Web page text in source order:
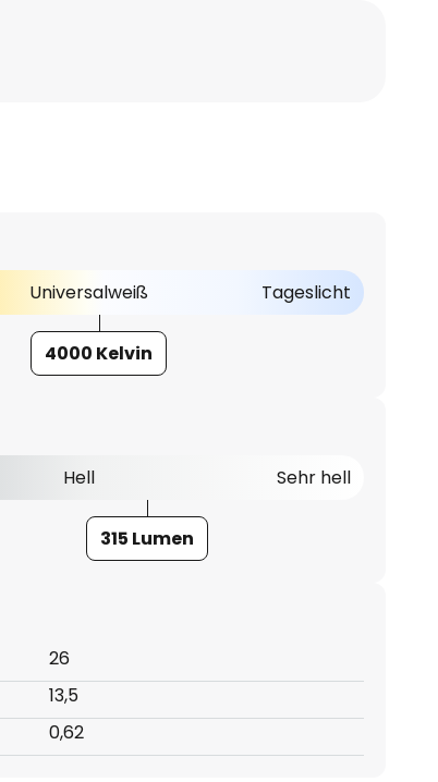
Universalweiß Tageslicht
4000 Kelvin
Hell Sehr hell
315 Lumen
26
13,5
0,62